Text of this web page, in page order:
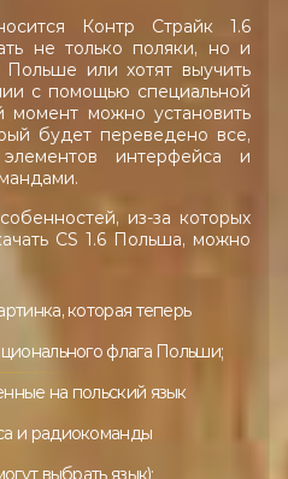
Контр Страйк 1.6
не только поляки, но и
или хотят выучить
с помощью специальной
можно установить
будет переведено все,
интерфейса и
из-за которых
CS 1.6 Польша, можно
которая теперь
флага Польши;
на польский язык
и радиокоманды
выбрать язык);